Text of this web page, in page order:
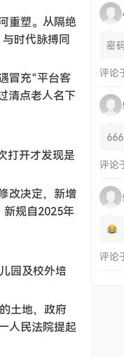
重塑。从隔绝
时代脉搏同
冒充“平台客
清点老人名下
打开才发现是
改决定，新增
新规自2025年
园及校外培
土地，政府
人民法院提起
密
评论
评论
评论